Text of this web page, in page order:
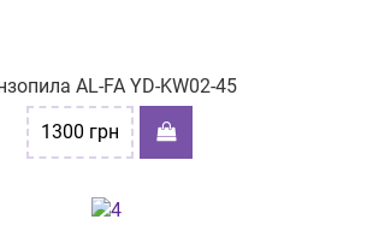
AL-FA YD-KW02-45
1300 грн